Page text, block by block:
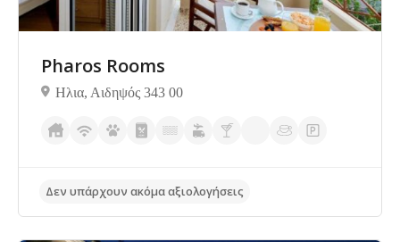
Pharos Rooms
Ηλια, Αιδηψός 343 00